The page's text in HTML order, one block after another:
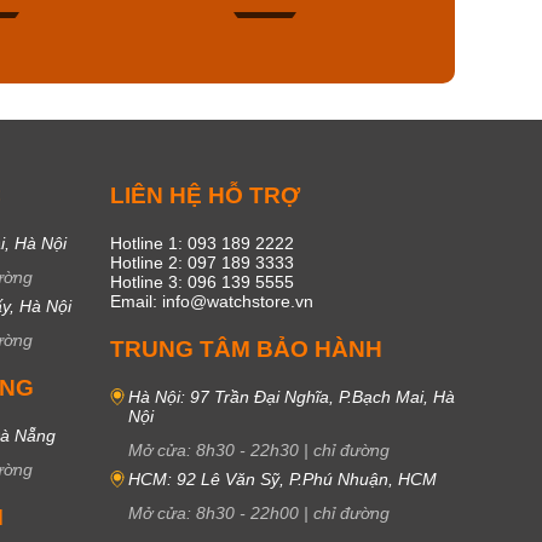
Hà Nội
Hà Nội
Nẵng
LIÊN HỆ HỖ TRỢ
Hotline 1: 093 189 2222
Hotline 2: 097 189 3333
Hotline 3: 096 139 5555
Email: info@watchstore.vn
TRUNG TÂM BẢO HÀNH
Hà Nội: 97 Trần Đại Nghĩa, P.Bạch Mai, Hà
Nội
Mở cửa: 8h30 - 22h30 | chỉ đường
HCM: 92 Lê Văn Sỹ, P.Phú Nhuận, HCM
Mở cửa: 8h30 - 22h00 | chỉ đường